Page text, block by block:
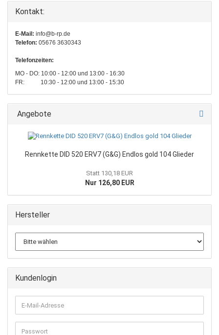
Kontakt:
E-Mail: info@b-rp.de
Telefon: 05676 3630343
Telefonzeiten:
MO - DO: 10:00 - 12:00 und 13:00 - 16:30
FR: 10:30 - 12:00 und 13:00 - 15:30
Angebote
Rennkette DID 520 ERV7 (G&G) Endlos gold 104 Glieder
Statt 130,18 EUR
Nur 126,80 EUR
Hersteller
Kundenlogin
E-
Mail-
Adresse
Passwort